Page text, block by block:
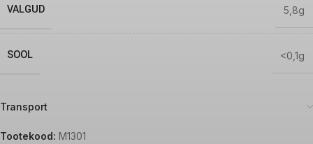
VALGUD 5,8g
SOOL <0,1g
Transport
Tootekood: M1301